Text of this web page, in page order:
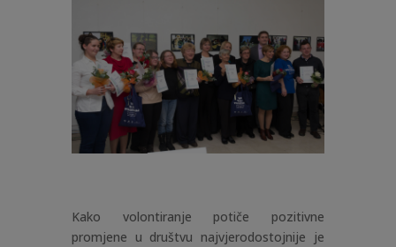
Kako volontiranje potiče pozitivne
promjene u društvu najvjerodostojnije je